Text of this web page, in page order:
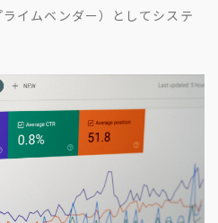
イムベンダー）としてシステ